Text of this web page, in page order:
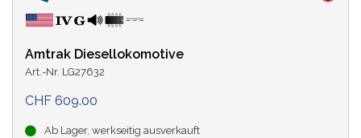
Amtrak Diesellokomotive
Art.-Nr. LG27632
CHF 609.00
Ab Lager, werkseitig ausverkauft